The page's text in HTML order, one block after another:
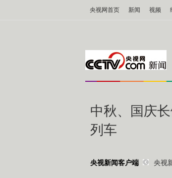
央视网首页 新闻 视频
中秋、国庆
列车
央视新闻客户端 央视